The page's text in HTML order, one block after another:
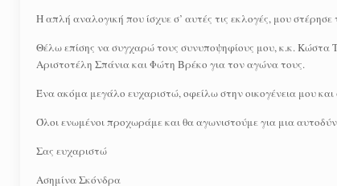
Η απλή αναλογική που ίσχυε σ’ αυτές τις εκλογές, μου
Θέλω επίσης να συγχαρώ τους συνυποψηφίους μου, κ.κ. Κώστα
Αριστοτέλη Σπάνια και Φώτη Βρέκο για τον αγώνα τους.
Ένα ακόμα μεγάλο ευχαριστώ, οφείλω στην οικογένεια μου
Όλοι ενωμένοι προχωράμε και θα αγωνιστούμε για μια
Σας ευχαριστώ
Ασημίνα Σκόνδρα